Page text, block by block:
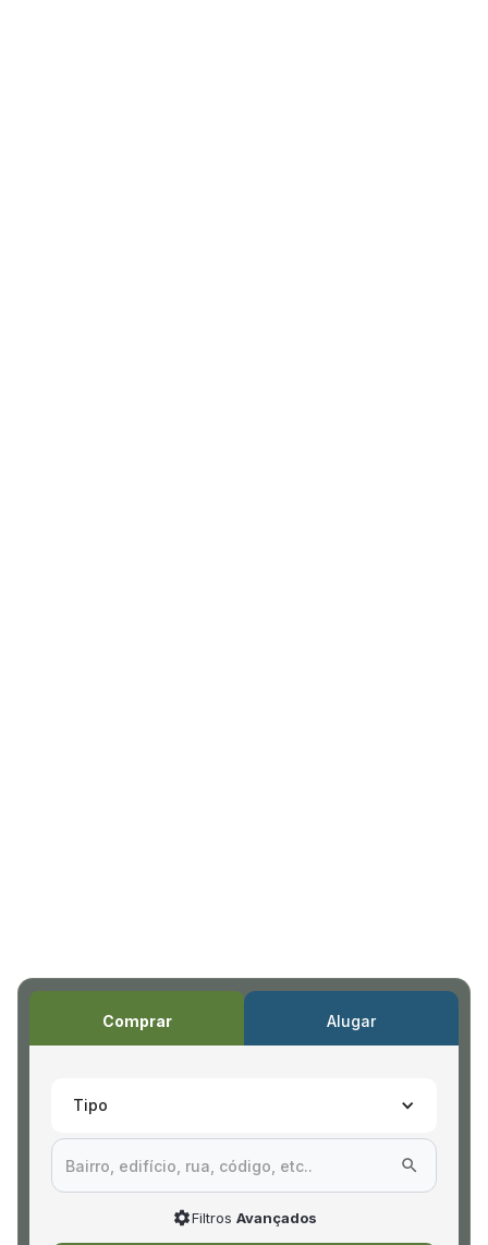
Comprar Alugar
Tipo
Filtros Avançados